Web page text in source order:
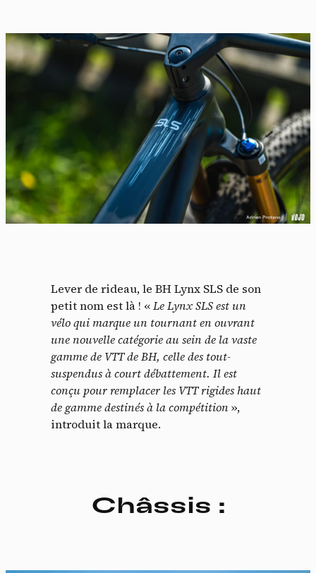
Lever de rideau, le BH Lynx SLS de son
petit nom est là ! «Le Lynx SLS est un
vélo qui marque un tournant en ouvrant
une nouvelle catégorie au sein de la vaste
gamme de VTT de BH, celle des tout-
suspendus à court débattement. Il est
conçu pour remplacer les VTT rigides haut
de gamme destinés à la compétition»,
introduit la marque.
Châssis :